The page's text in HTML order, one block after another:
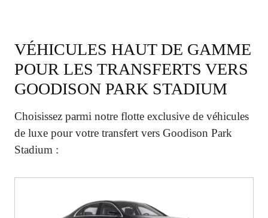
VÉHICULES HAUT DE GAMME
POUR LES TRANSFERTS VERS
GOODISON PARK STADIUM
Choisissez parmi notre flotte exclusive de véhicules
de luxe pour votre transfert vers Goodison Park
Stadium :